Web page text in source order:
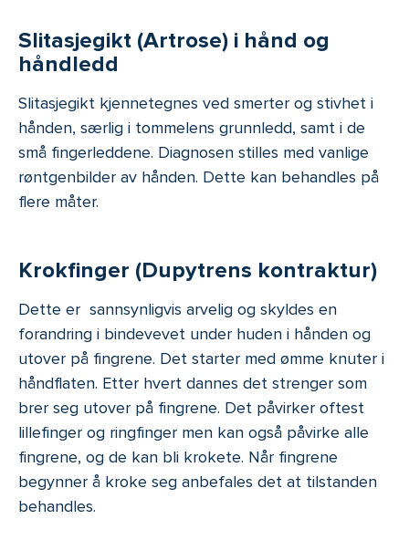
Slitasjegikt (Artrose) i hånd og
håndledd
Slitasjegikt kjennetegnes ved smerter og stivhet i
hånden, særlig i tommelens grunnledd, samt i de
små fingerleddene. Diagnosen stilles med vanlige
røntgenbilder av hånden. Dette kan behandles på
flere måter.
Krokfinger (Dupytrens kontraktur)
Dette er sannsynligvis arvelig og skyldes en
forandring i bindevevet under huden i hånden og
utover på fingrene. Det starter med ømme knuter i
håndflaten. Etter hvert dannes det strenger som
brer seg utover på fingrene. Det påvirker oftest
lillefinger og ringfinger men kan også påvirke alle
fingrene, og de kan bli krokete. Når fingrene
begynner å kroke seg anbefales det at tilstanden
behandles.